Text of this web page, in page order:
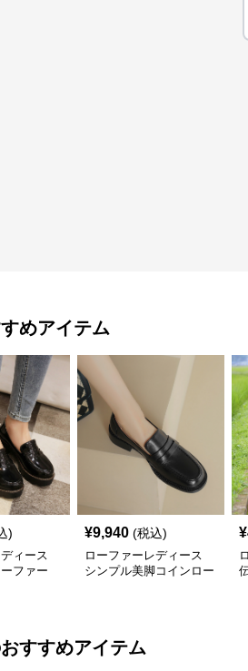
めアイテム
)
ィース
ファー
¥9,940 (税込)
ローファーレディース
シンプル美脚コインロー
¥
すすめアイテム